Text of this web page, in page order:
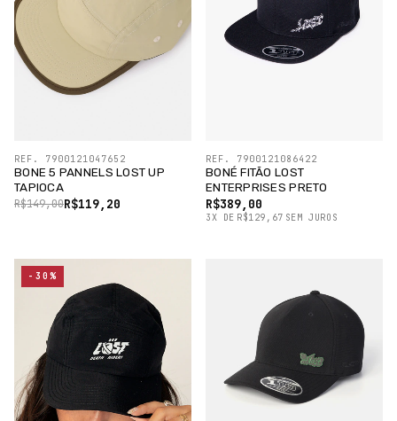
BONE 5 PANNELS LOST UP
TAPIOCA
R$119,20
R$149,00
REF. 7900121047652
BONÉ FITÃO LOST
ENTERPRISES PRETO
R$389,00
3X DE R$129,67 SEM JUROS
REF. 7900121086422
-30%